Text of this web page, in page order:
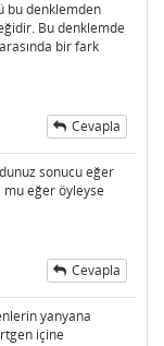
bu denklemden
Bu denklemde
bir fark
Cevapla
sonucu eğer
mu eğer öyleyse
Cevapla
yanyana
içine